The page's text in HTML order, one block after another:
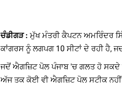
ਚੰਡੀਗੜ : ਮੁੱਖ ਮੰਤਰੀ ਕੈਪਟਨ ਅਮਰਿੰਦਰ
ਕਾਂਗਰਸ ਨੂੰ ਲਗਪਗ 10 ਸੀਟਾਂ ਦੇ ਰਹੀ ਹੈ,
ਜਦੋਂ ਐਗਜ਼ਿਟ ਪੋਲ ਪੰਜਾਬ 'ਚ ਗਲਤ ਹੋ ਸਕਦੇ
ਅੱਜ ਤਕ ਕੋਈ ਵੀ ਐਗਜ਼ਿਟ ਪੋਲ ਸਟੀਕ